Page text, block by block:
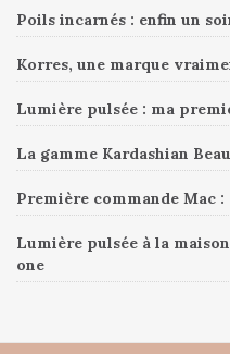
Poils incarnés : enfin un
Korres, une marque
Lumière pulsée : ma
La gamme Kardashian
Première commande Mac
Lumière pulsée à la
one